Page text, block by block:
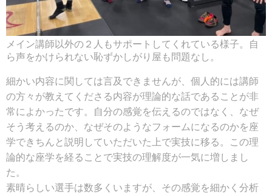
メイン講師以外の２人もサポートしてくれている様子。自
ら声をかけられない恥ずかしがり屋も問題なし。
細かい内容に関しては言及できませんが、個人的には講師
の方々が教えてくださる内容が理論的な話であることが非
常によかったです。自分の感覚を伝えるのではなく、なぜ
そう考えるのか、なぜそのようなフォームになるのかを座
学できちんと説明していただいた上で実技に移る。この理
論的な座学を経ることで実技の理解度が一気に増しまし
た。
素晴らしい選手は数多くいますが、その感覚を細かく分析